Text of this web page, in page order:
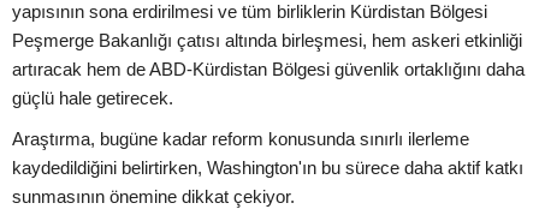
yapısının sona erdirilmesi ve tüm birliklerin Kürdistan Bölgesi
Peşmerge Bakanlığı çatısı altında birleşmesi, hem askeri etkinliği
artıracak hem de ABD-Kürdistan Bölgesi güvenlik ortaklığını daha
güçlü hale getirecek.
Araştırma, bugüne kadar reform konusunda sınırlı ilerleme
kaydedildiğini belirtirken, Washington'ın bu sürece daha aktif katkı
sunmasının önemine dikkat çekiyor.